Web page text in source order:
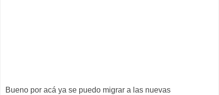
Bueno por acá ya se puedo migrar a las nuevas